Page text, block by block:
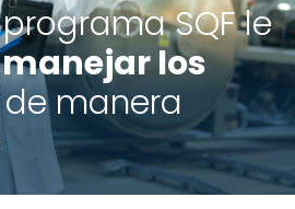
SQF le
manejar los
de manera